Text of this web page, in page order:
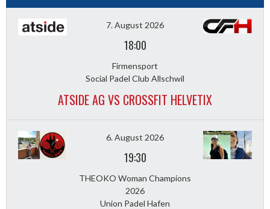
7. August 2026
18:00
Firmensport
Social Padel Club Allschwil
ATSIDE AG VS CROSSFIT HELVETIX
6. August 2026
19:30
THEOKO Woman Champions
2026
Union Padel Hafen